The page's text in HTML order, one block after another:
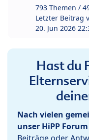
793 Themen /
Letzter Beitrag
20. Jun 2026
Hast du
Nach vielen
unser HiPP